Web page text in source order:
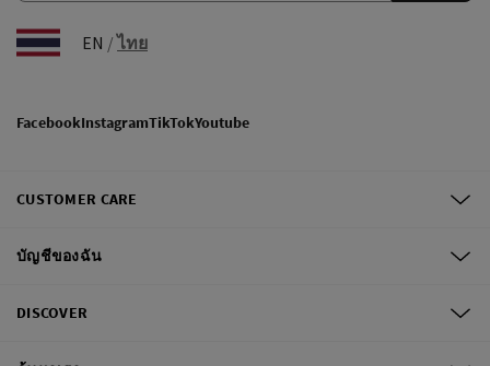
EN /ไทย
FacebookInstagramTikTokYoutube
CUSTOMER CARE
บัญชีของฉัน
DISCOVER